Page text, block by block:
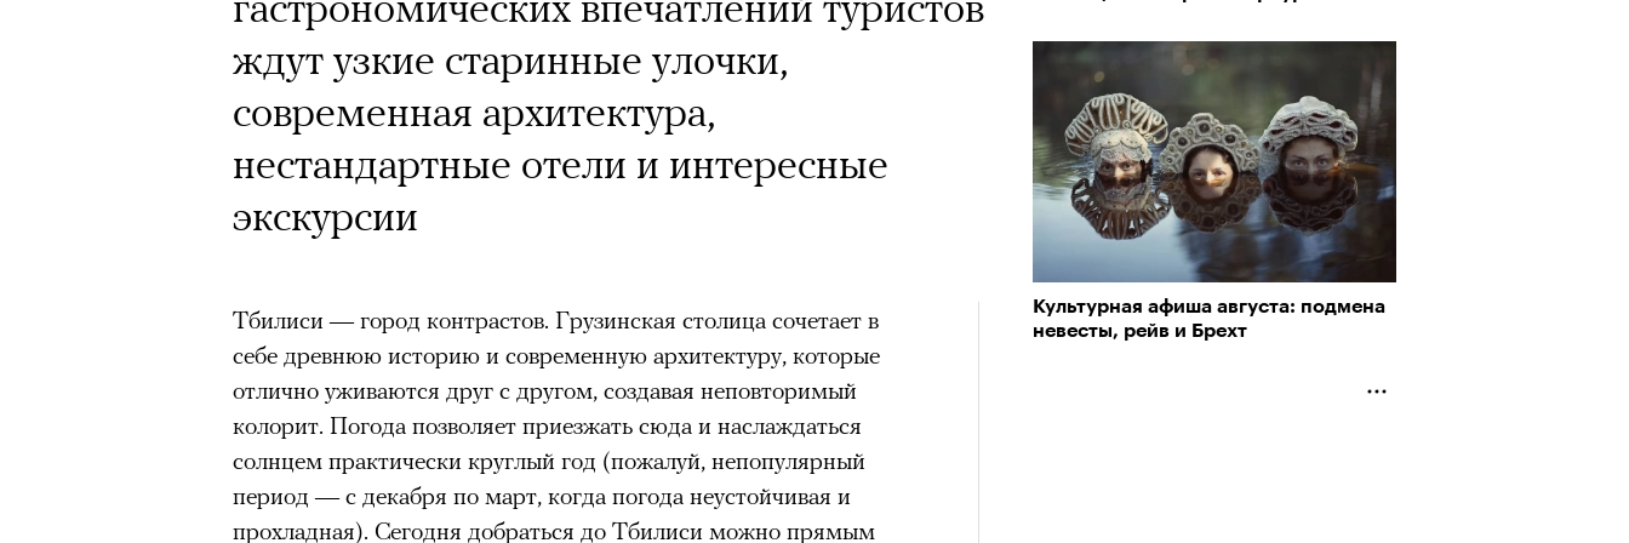
Культурная афиша августа: подмена
невесты, рейв и Брехт
ждут узкие старинные улочки,
современная архитектура,
нестандартные отели и интересные
экскурсии
Тбилиси — город контрастов. Грузинская столица сочетает в
себе древнюю историю и современную архитектуру, которые
отлично уживаются друг с другом, создавая неповторимый
колорит. Погода позволяет приезжать сюда и наслаждаться
солнцем практически круглый год (пожалуй, непопулярный
период — с декабря по март, когда погода неустойчивая и
прохладная). Сегодня добраться до Тбилиси можно прямым